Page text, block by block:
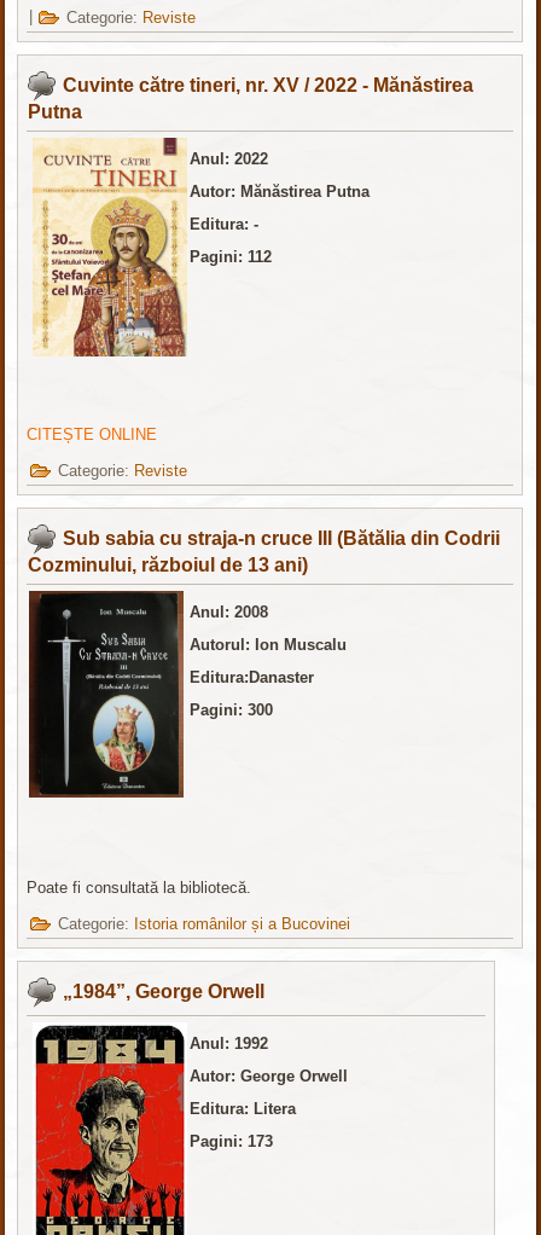
Categorie: Reviste
Cuvinte către tineri, nr. XV / 2022 - Mănăstirea
Putna
Anul: 2022
Autor: Mănăstirea Putna
Editura: -
Pagini: 112
CITEȘTE ONLINE
Categorie: Reviste
Sub sabia cu straja-n cruce III (Bătălia din Codrii
Cozminului, războiul de 13 ani)
Anul: 2008
Autorul: Ion Muscalu
Editura:Danaster
Pagini: 300
Poate fi consultată la bibliotecă.
Categorie: Istoria românilor și a Bucovinei
„1984”, George Orwell
Anul: 1992
Autor: George Orwell
Editura: Litera
Pagini: 173